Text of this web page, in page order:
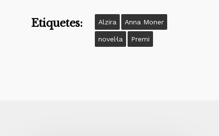
Etiquetes: Alzira Anna Moner
novel·la Premi